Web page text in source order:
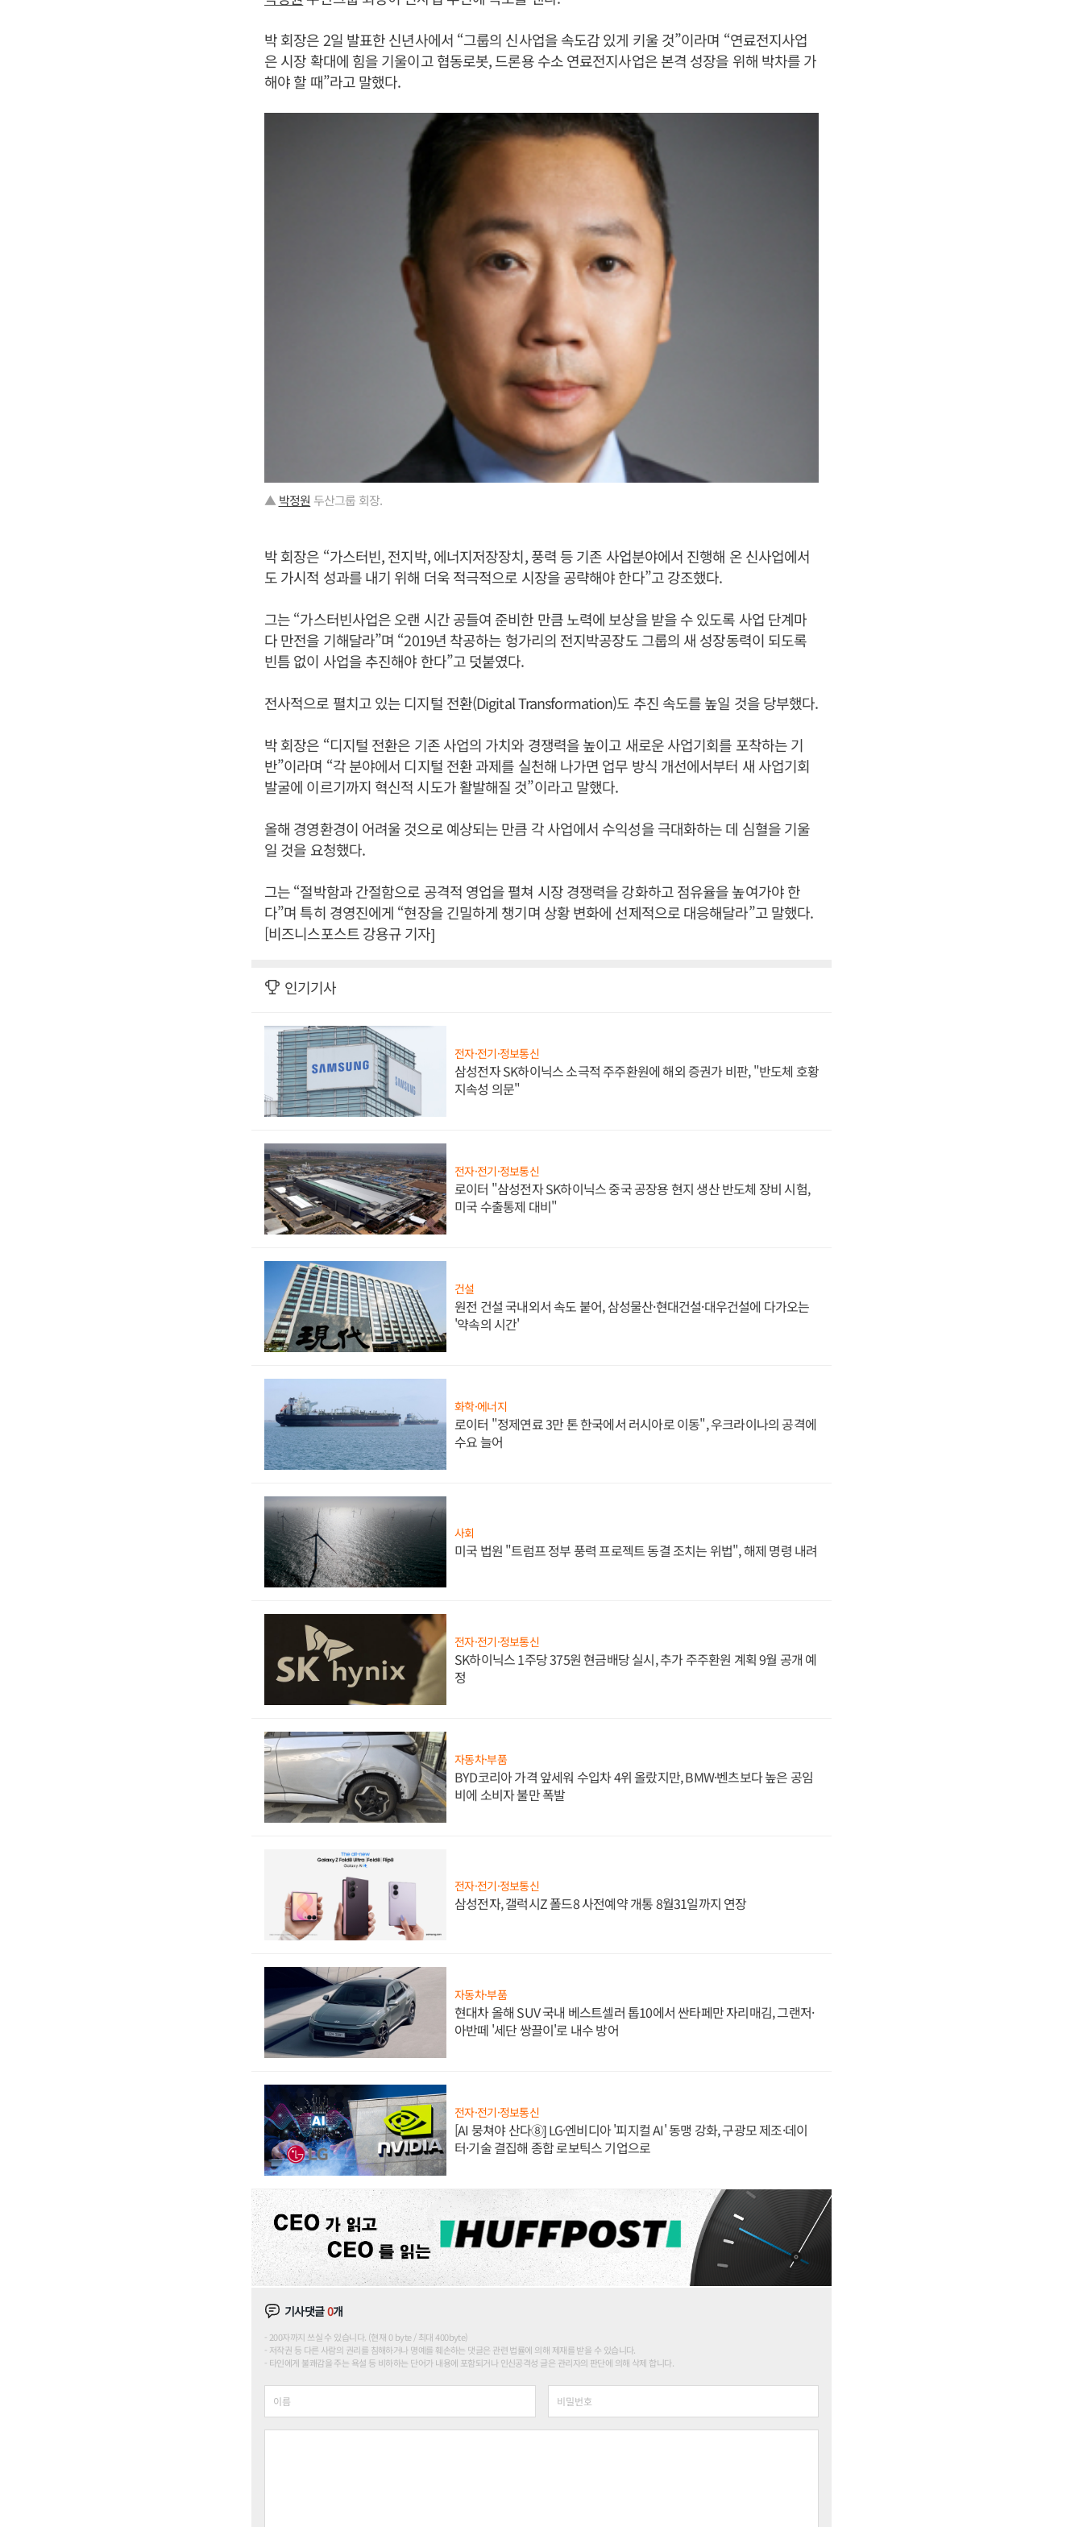
박 회장은 2일 발표한 신년사에서 “그룹의 신사업을 속도감 있게 키울 것”이라며 “연료전지사업
은 시장 확대에 힘을 기울이고 협동로봇, 드론용 수소 연료전지사업은 본격 성장을 위해 박차를 가
해야 할 때”라고 말했다.
▲ 박정원 두산그룹 회장.
박 회장은 “가스터빈, 전지박, 에너지저장장치, 풍력 등 기존 사업분야에서 진행해 온 신사업에서
도 가시적 성과를 내기 위해 더욱 적극적으로 시장을 공략해야 한다”고 강조했다.
그는 “가스터빈사업은 오랜 시간 공들여 준비한 만큼 노력에 보상을 받을 수 있도록 사업 단계마
다 만전을 기해달라”며 “2019년 착공하는 헝가리의 전지박공장도 그룹의 새 성장동력이 되도록
빈틈 없이 사업을 추진해야 한다”고 덧붙였다.
전사적으로 펼치고 있는 디지털 전환(Digital Transformation)도 추진 속도를 높일 것을 당부했다.
박 회장은 “디지털 전환은 기존 사업의 가치와 경쟁력을 높이고 새로운 사업기회를 포착하는 기
반”이라며 “각 분야에서 디지털 전환 과제를 실천해 나가면 업무 방식 개선에서부터 새 사업기회
발굴에 이르기까지 혁신적 시도가 활발해질 것”이라고 말했다.
올해 경영환경이 어려울 것으로 예상되는 만큼 각 사업에서 수익성을 극대화하는 데 심혈을 기울
일 것을 요청했다.
그는 “절박함과 간절함으로 공격적 영업을 펼쳐 시장 경쟁력을 강화하고 점유율을 높여가야 한
다”며 특히 경영진에게 “현장을 긴밀하게 챙기며 상황 변화에 선제적으로 대응해달라”고 말했다.
[비즈니스포스트 강용규 기자]
인기기사
전자·전기·정보통신
삼성전자 SK하이닉스 소극적 주주환원에 해외 증권가 비판, "반도체 호황
지속성 의문"
전자·전기·정보통신
로이터 "삼성전자 SK하이닉스 중국 공장용 현지 생산 반도체 장비 시험,
미국 수출통제 대비"
건설
원전 건설 국내외서 속도 붙어, 삼성물산·현대건설·대우건설에 다가오는
'약속의 시간'
화학·에너지
로이터 "정제연료 3만 톤 한국에서 러시아로 이동", 우크라이나의 공격에
수요 늘어
사회
미국 법원 "트럼프 정부 풍력 프로젝트 동결 조치는 위법", 해제 명령 내려
전자·전기·정보통신
SK하이닉스 1주당 375원 현금배당 실시, 추가 주주환원 계획 9월 공개 예
정
자동차·부품
BYD코리아 가격 앞세워 수입차 4위 올랐지만, BMW·벤츠보다 높은 공임
비에 소비자 불만 폭발
전자·전기·정보통신
삼성전자, 갤럭시Z 폴드8 사전예약 개통 8월31일까지 연장
자동차·부품
현대차 올해 SUV 국내 베스트셀러 톱10에서 싼타페만 자리매김, 그랜저·
아반떼 '세단 쌍끌이'로 내수 방어
전자·전기·정보통신
[AI 뭉쳐야 산다⑧] LG·엔비디아 '피지컬 AI' 동맹 강화, 구광모 제조·데이
터·기술 결집해 종합 로보틱스 기업으로
기사댓글0개
200자까지 쓰실 수 있습니다. (현재 0 byte / 최대 400byte)
저작권 등 다른 사람의 권리를 침해하거나 명예를 훼손하는 댓글은 관련 법률에 의해 제재를 받을 수 있습니다.
타인에게 불쾌감을 주는 욕설 등 비하하는 단어가 내용에 포함되거나 인신공격성 글은 관리자의 판단에 의해 삭제 합니다.